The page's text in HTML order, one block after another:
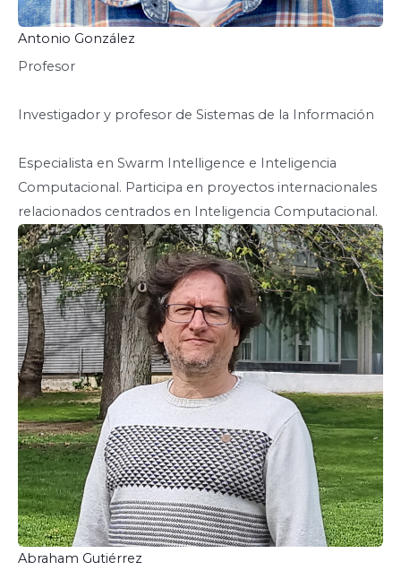
Antonio González
Profesor
Investigador y profesor de Sistemas de la Información
Especialista en Swarm Intelligence e Inteligencia
Computacional. Participa en proyectos internacionales
relacionados centrados en Inteligencia Computacional.
Abraham Gutiérrez